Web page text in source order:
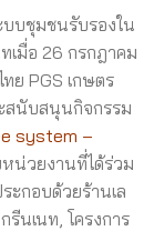
บชุมชนรับรองใน
เมื่อ 26 กรกฎาคม
ย PGS เกษตร
สนับสนุนกิจกรรม
system –
หน่วยงานที่ได้ร่วม
ะกอบด้วยร้านเล
นเนท, โครงการ